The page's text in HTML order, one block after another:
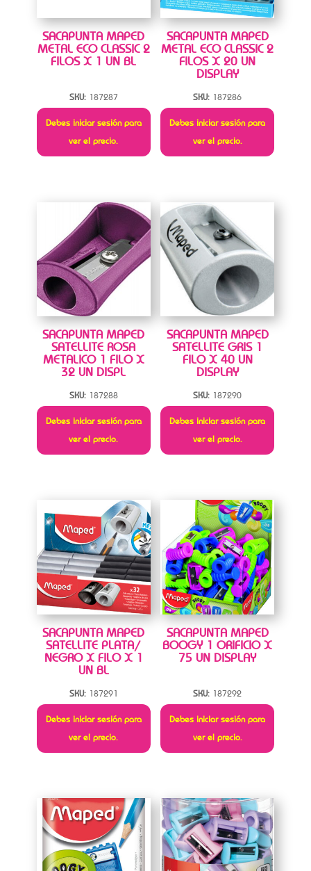
SACAPUNTA MAPED
METAL ECO CLASSIC 2
FILOS X 1 UN BL
SKU: 187287
Debes iniciar sesión para
ver el precio.
SACAPUNTA MAPED
METAL ECO CLASSIC 2
FILOS X 20 UN
DISPLAY
SKU: 187286
Debes iniciar sesión para
ver el precio.
SACAPUNTA MAPED
SATELLITE ROSA
METALICO 1 FILO X
32 UN DISPL
SKU: 187288
Debes iniciar sesión para
ver el precio.
SACAPUNTA MAPED
SATELLITE GRIS 1
FILO X 40 UN
DISPLAY
SKU: 187290
Debes iniciar sesión para
ver el precio.
SACAPUNTA MAPED
SATELLITE PLATA/
NEGRO X FILO X 1
UN BL
SKU: 187291
Debes iniciar sesión para
ver el precio.
SACAPUNTA MAPED
BOOGY 1 ORIFICIO X
75 UN DISPLAY
SKU: 187292
Debes iniciar sesión para
ver el precio.